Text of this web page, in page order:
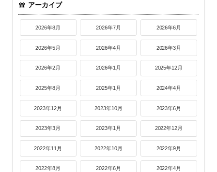
アーカイブ
2026年8月 2026年7月 2026年6月
2026年5月 2026年4月 2026年3月
2026年2月 2026年1月 2025年12月
2025年8月 2025年1月 2024年4月
2023年12月 2023年10月 2023年6月
2023年3月 2023年1月 2022年12月
2022年11月 2022年10月 2022年9月
2022年8月 2022年6月 2022年4月